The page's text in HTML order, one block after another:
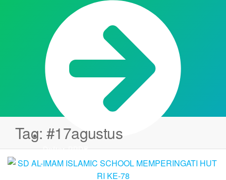
Daftar PPDB
Tag: #17agustus